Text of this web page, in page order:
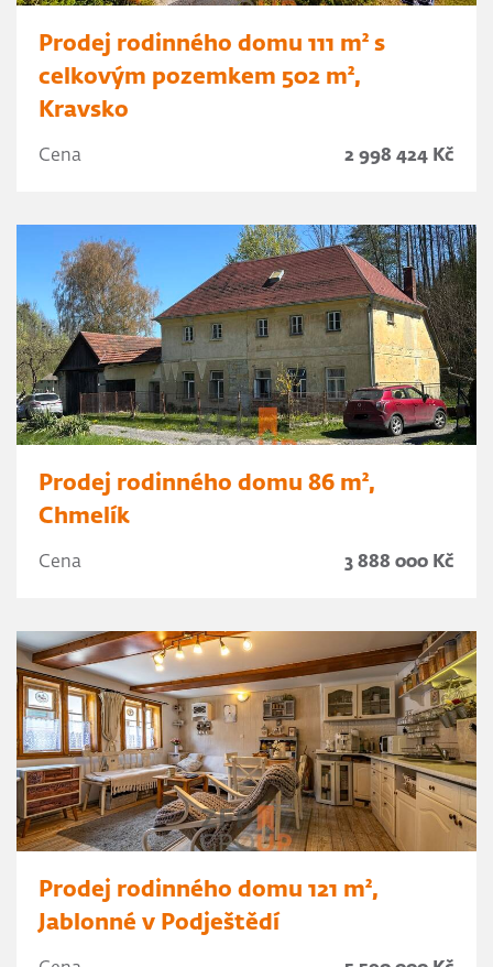
Prodej rodinného domu 111 m² s
celkovým pozemkem 502 m²,
Kravsko
Cena 2 998 424 Kč
Prodej rodinného domu 86 m²,
Chmelík
Cena 3 888 000 Kč
Prodej rodinného domu 121 m²,
Jablonné v Podještědí